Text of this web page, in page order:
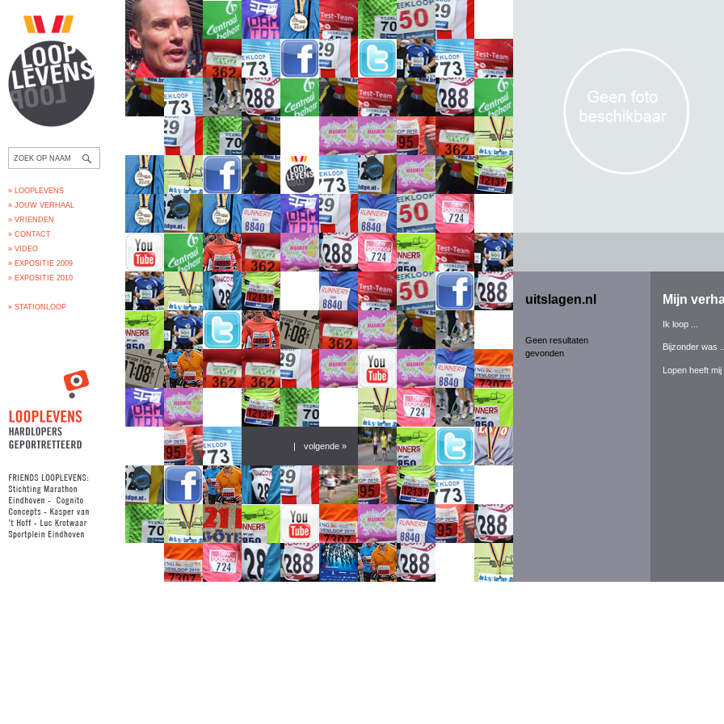
uitslagen.nl
Geen resultaten
gevonden
Mijn
Ik loop ...
Bijzonder was ...
Lopen heeft mij
» LOOPLEVENS
» JOUW VERHAAL
» VRIENDEN
» CONTACT
» VIDEO
» EXPOSITIE 2009
» EXPOSITIE 2010
» STATIONLOOP
| volgende »